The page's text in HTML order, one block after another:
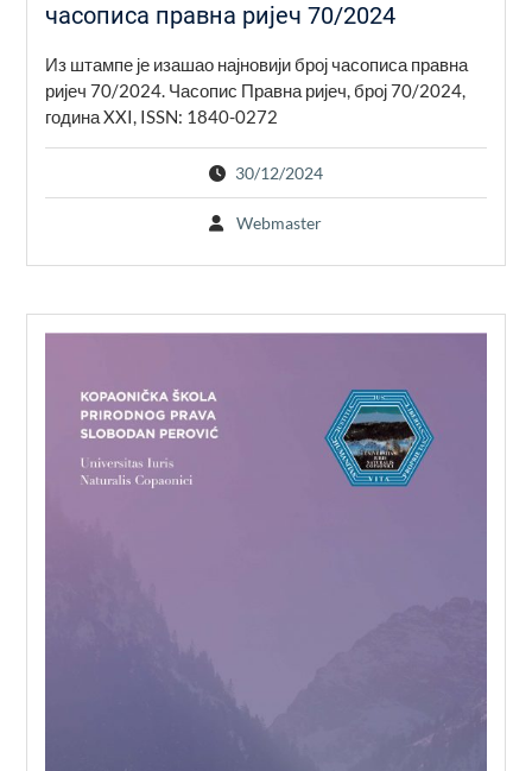
часописа правна ријеч 70/2024
Из штампе је изашао најновији број часописа правна
ријеч 70/2024. Часопис Правна ријеч, број 70/2024,
година XXI, ISSN: 1840-0272
30/12/2024
Webmaster